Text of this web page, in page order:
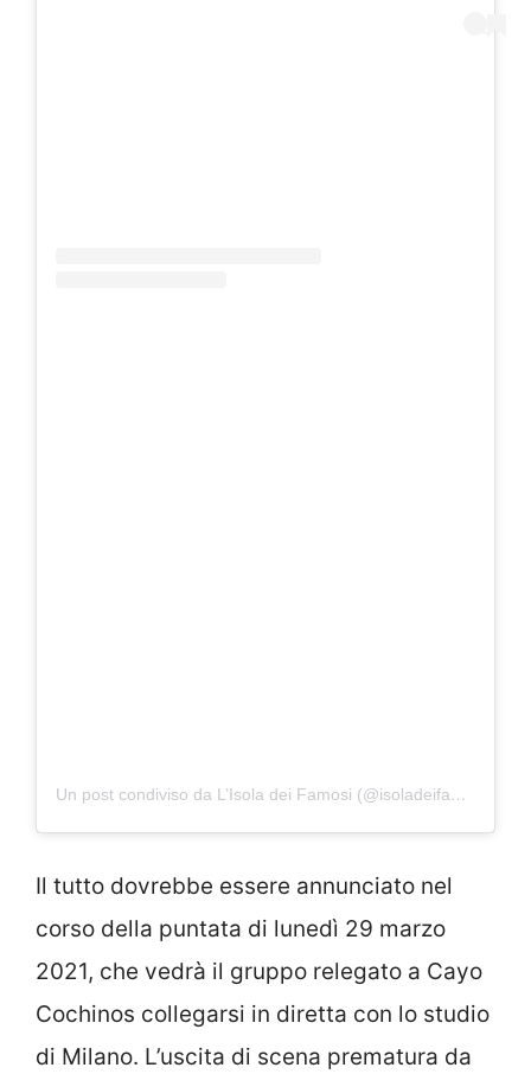
Un post condiviso da L’Isola dei Famosi (@isoladeifamosi)
Il tutto dovrebbe essere annunciato nel
corso della puntata di lunedì 29 marzo
2021, che vedrà il gruppo relegato a Cayo
Cochinos collegarsi in diretta con lo studio
di Milano. L’uscita di scena prematura da